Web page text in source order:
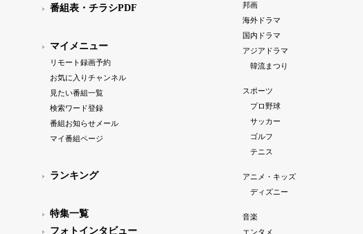
番組表・チラシPDF
マイメニュー
リモート録画予約
お気に入りチャンネル
見たい番組一覧
検索ワード登録
番組お知らせメール
マイ番組ページ
ランキング
特集一覧
フォトインタビュー
邦画
海外ドラマ
国内ドラマ
アジアドラマ
韓流まつり
スポーツ
プロ野球
サッカー
ゴルフ
テニス
アニメ・キッズ
ディズニー
音楽
エンタメ